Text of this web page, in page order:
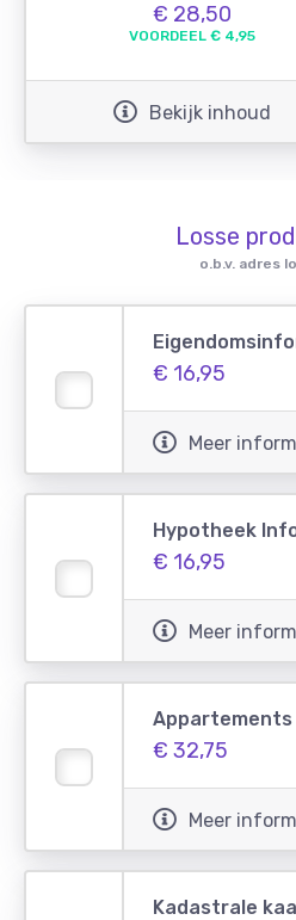
€ 28,50
VOORDEEL € 4,95
Bekijk inhoud
Losse
o.b.v. adres
€ 16,95
Meer
Hypotheek
€ 16,95
Meer
Appartements
€ 32,75
Meer
Kadastrale